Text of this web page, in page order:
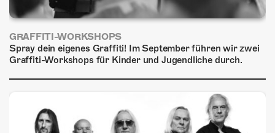
GRAFFITI-WORKSHOPS
Spray dein eigenes Graffiti! Im September führen wir zwei
Graffiti-Workshops für Kinder und Jugendliche durch.